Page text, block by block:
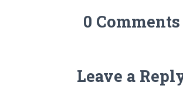
0 Comments
Leave a